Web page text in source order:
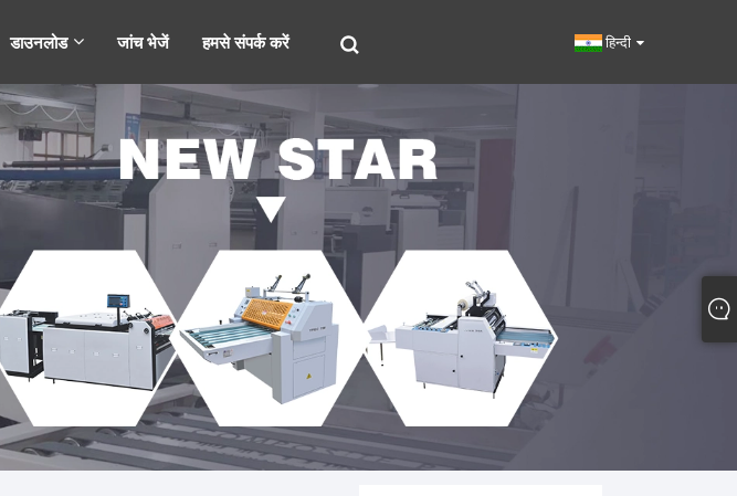
डाउनलोड जांच भेजें हमसे संपर्क करें हिन्दी